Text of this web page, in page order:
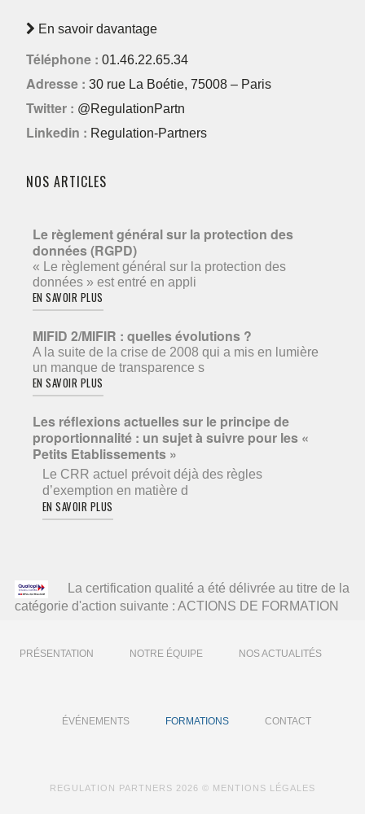
En savoir davantage
Téléphone : 01.46.22.65.34
Adresse : 30 rue La Boétie, 75008 – Paris
Twitter : @RegulationPartn
Linkedin : Regulation-Partners
NOS ARTICLES
Le règlement général sur la protection des
données (RGPD)
« Le règlement général sur la protection des
données » est entré en appli
EN SAVOIR PLUS
MIFID 2/MIFIR : quelles évolutions ?
A la suite de la crise de 2008 qui a mis en lumière
un manque de transparence s
EN SAVOIR PLUS
Les réflexions actuelles sur le principe de
proportionnalité : un sujet à suivre pour les «
Petits Etablissements »
Le CRR actuel prévoit déjà des règles
d’exemption en matière d
EN SAVOIR PLUS
La certification qualité a été délivrée au titre de la
catégorie d'action suivante : ACTIONS DE FORMATION
PRÉSENTATION NOTRE ÉQUIPE NOS ACTUALITÉS
ÉVÉNEMENTS FORMATIONS CONTACT
REGULATION PARTNERS 2026 © MENTIONS LÉGALES